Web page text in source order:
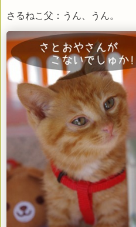
さるねこ父：うん、うん。